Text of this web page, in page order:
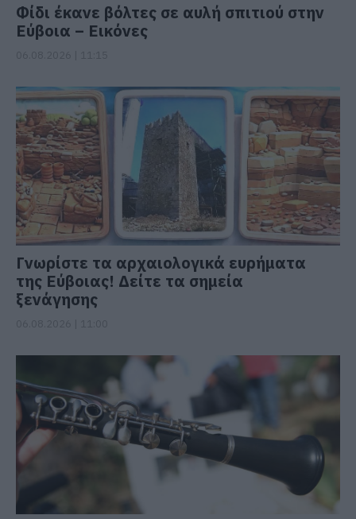
Φίδι έκανε βόλτες σε αυλή σπιτιού στην
Εύβοια – Εικόνες
Γνωρίστε τα αρχαιολογικά ευρήματα
της Εύβοιας! Δείτε τα σημεία
ξενάγησης